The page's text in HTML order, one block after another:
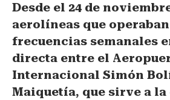
Desde el 24 de
aerolíneas que operaban
frecuencias semanales
directa entre el
Internacional Simón
Maiquetía, que sirve a la